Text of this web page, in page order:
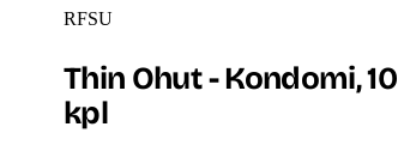
RFSU
Thin Ohut - Kondomi, 10
kpl